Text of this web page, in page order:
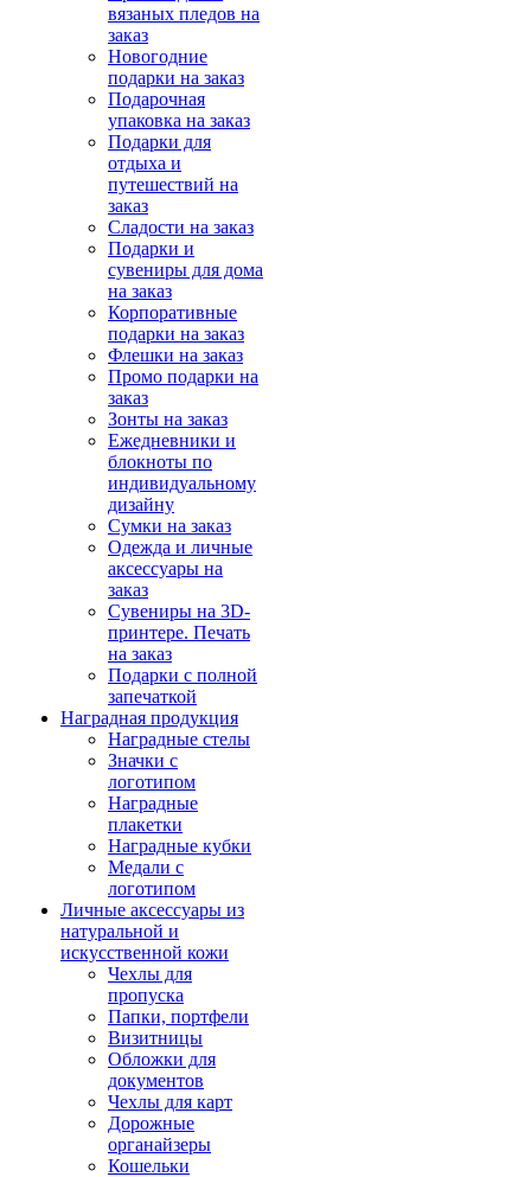
вязаных пледов на
заказ
Новогодние
подарки на заказ
Подарочная
упаковка на заказ
Подарки для
отдыха и
путешествий на
заказ
Сладости на заказ
Подарки и
сувениры для дома
на заказ
Корпоративные
подарки на заказ
Флешки на заказ
Промо подарки на
заказ
Зонты на заказ
Ежедневники и
блокноты по
индивидуальному
дизайну
Сумки на заказ
Одежда и личные
аксессуары на
заказ
Сувениры на 3D-
принтере. Печать
на заказ
Подарки с полной
запечаткой
Наградная продукция
Наградные стелы
Значки с
логотипом
Наградные
плакетки
Наградные кубки
Медали с
логотипом
Личные аксессуары из
натуральной и
искусственной кожи
Чехлы для
пропуска
Папки, портфели
Визитницы
Обложки для
документов
Чехлы для карт
Дорожные
органайзеры
Кошельки